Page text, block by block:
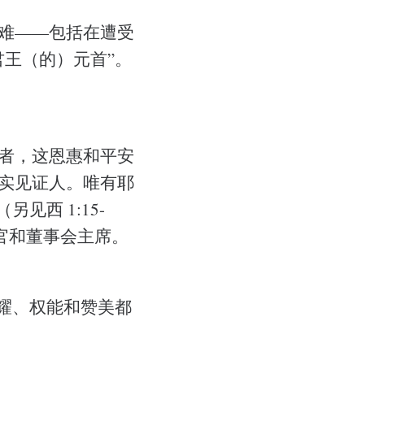
难——包括在遭受
（的）元首”。
，这恩惠和平安
见证人。唯有耶
另见西 1:15-
董事会主席。
、权能和赞美都